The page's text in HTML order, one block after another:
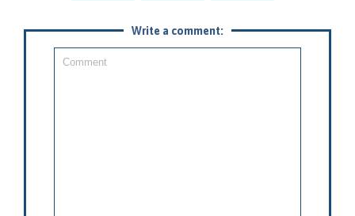
Write a comment: